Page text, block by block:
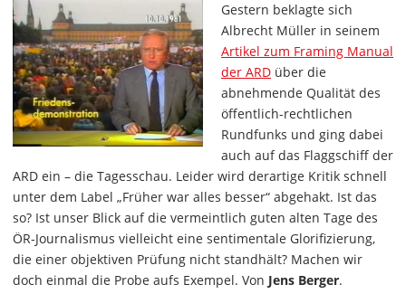
Gestern beklagte sich
Albrecht Müller in seinem
Artikel zum Framing Manual
der ARD über die
abnehmende Qualität des
öffentlich-rechtlichen
Rundfunks und ging dabei
auch auf das Flaggschiff der
ARD ein – die Tagesschau. Leider wird derartige Kritik schnell
unter dem Label „Früher war alles besser“ abgehakt. Ist das
so? Ist unser Blick auf die vermeintlich guten alten Tage des
ÖR-Journalismus vielleicht eine sentimentale Glorifizierung,
die einer objektiven Prüfung nicht standhält? Machen wir
doch einmal die Probe aufs Exempel. Von Jens Berger.